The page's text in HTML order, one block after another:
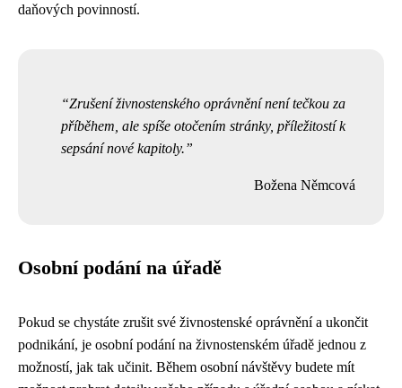
daňových povinností.
Zrušení živnostenského oprávnění není tečkou za
příběhem, ale spíše otočením stránky, příležitostí k
sepsání nové kapitoly.
Božena Němcová
Osobní podání na úřadě
Pokud se chystáte zrušit své živnostenské oprávnění a ukončit
podnikání, je osobní podání na živnostenském úřadě jednou z
možností, jak tak učinit. Během osobní návštěvy budete mít